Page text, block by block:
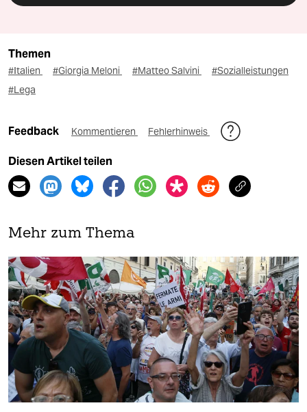
Themen
#Italien #Giorgia Meloni #Matteo Salvini
#Sozialleistungen
#Lega
Feedback Kommentieren Fehlerhinweis
Diesen Artikel teilen
Mehr zum Thema